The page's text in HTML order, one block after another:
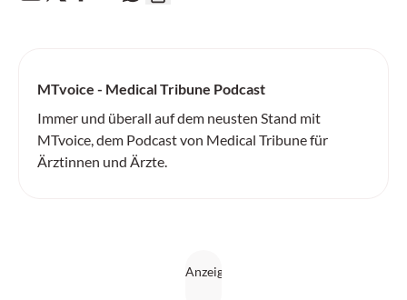
MTvoice - Medical Tribune Podcast
Immer und überall auf dem neusten Stand mit
MTvoice, dem Podcast von Medical Tribune für
Ärztinnen und Ärzte.